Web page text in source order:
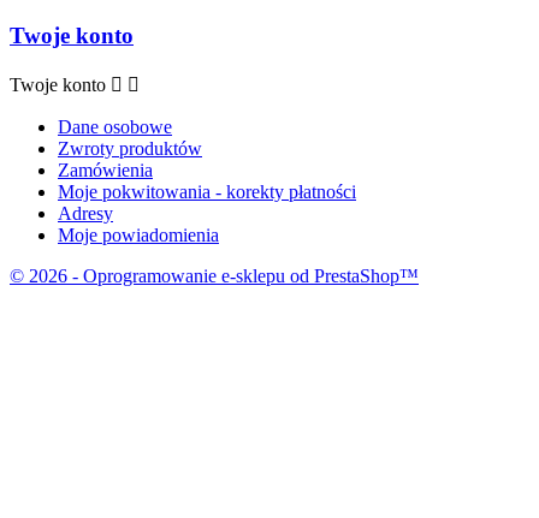
Twoje konto
Twoje konto  
Dane osobowe
Zwroty produktów
Zamówienia
Moje pokwitowania - korekty płatności
Adresy
Moje powiadomienia
© 2026 - Oprogramowanie e-sklepu od PrestaShop™